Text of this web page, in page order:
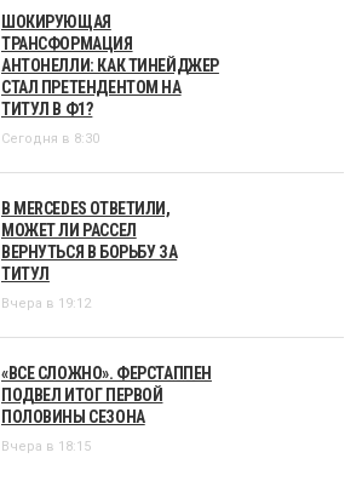
ШОКИРУЮЩАЯ
ТРАНСФОРМАЦИЯ
АНТОНЕЛЛИ: КАК ТИНЕЙДЖЕР
СТАЛ ПРЕТЕНДЕНТОМ НА
ТИТУЛ В Ф1?
Сегодня в 8:30
В MERCEDES ОТВЕТИЛИ,
МОЖЕТ ЛИ РАССЕЛ
ВЕРНУТЬСЯ В БОРЬБУ ЗА
ТИТУЛ
Вчера в 19:12
«ВСЕ СЛОЖНО». ФЕРСТАППЕН
ПОДВЕЛ ИТОГ ПЕРВОЙ
ПОЛОВИНЫ СЕЗОНА
Вчера в 18:15